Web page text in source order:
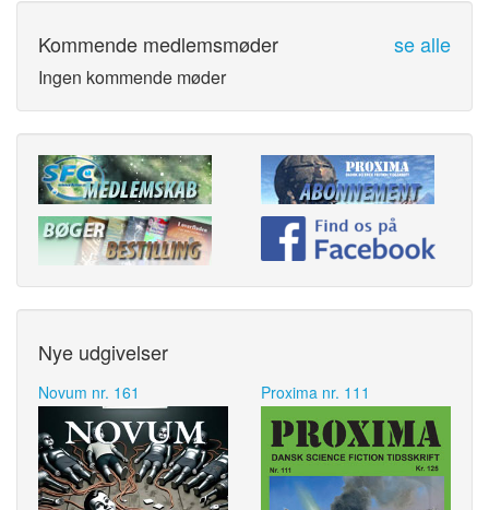
Kommende medlemsmøder se alle
Ingen kommende møder
Nye udgivelser
Novum nr. 161 Proxima nr. 111